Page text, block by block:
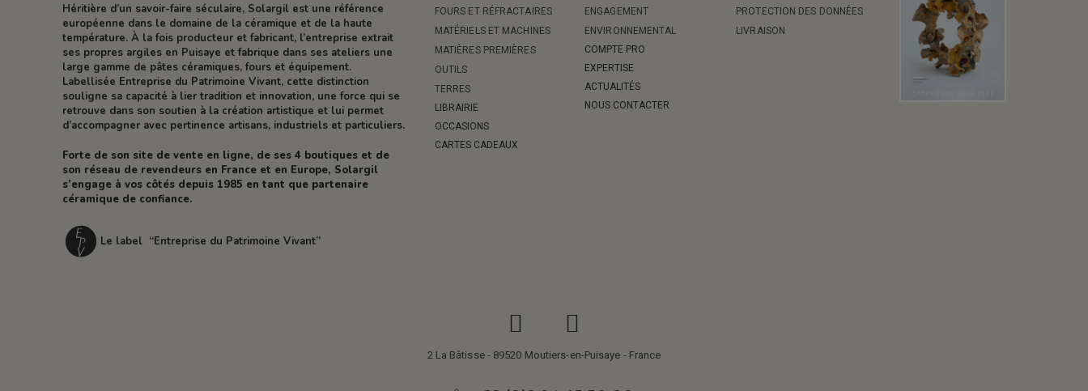
Héritière d’un savoir-faire séculaire, Solargil est une référence
européenne dans le domaine de la céramique et de la haute
température. À la fois producteur et fabricant, l’entreprise extrait
ses propres argiles en Puisaye et fabrique dans ses ateliers une
large gamme de pâtes céramiques, fours et équipement.
Labellisée Entreprise du Patrimoine Vivant, cette distinction
souligne sa capacité à lier tradition et innovation, une force qui se
retrouve dans son soutien à la création artistique et lui permet
d’accompagner avec pertinence artisans, industriels et particuliers.
Forte de son site de vente en ligne, de ses 4 boutiques et de
son réseau de revendeurs en France et en Europe, Solargil
s’engage à vos côtés depuis 1985 en tant que partenaire
céramique de confiance.
Le label “Entreprise du Patrimoine Vivant”
FOURS ET RÉFRACTAIRES
MATÉRIELS ET MACHINES
MATIÈRES PREMIÈRES
OUTILS
TERRES
LIBRAIRIE
OCCASIONS
CARTES CADEAUX
ENGAGEMENT
ENVIRONNEMENTAL
COMPTE PRO
EXPERTISE
ACTUALITÉS
NOUS CONTACTER
PROTECTION DES DONNÉES
LIVRAISON
2 La Bâtisse - 89520 Moutiers-en-Puisaye - France